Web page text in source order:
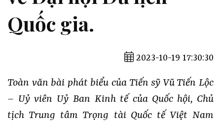
Quốc gia.
2023-10-19 17:30:30
Toàn văn bài phát biểu của Tiến sỹ Vũ Tiến Lộc
– Uỷ viên Uỷ Ban Kinh tế của Quốc hội, Chủ
tịch Trung tâm Trọng tài Quốc tế Việt Nam